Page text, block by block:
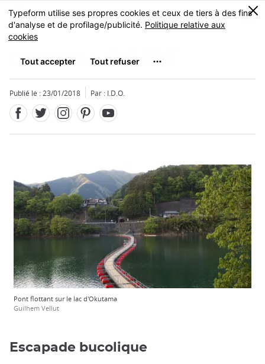
Skip
to
main
MENU
0
Okutama奥多摩町
Publié le : 23/01/2018 Par : I.D.O.
Pont flottant sur le lac d'Okutama
Guilhem Vellut
Escapade bucolique